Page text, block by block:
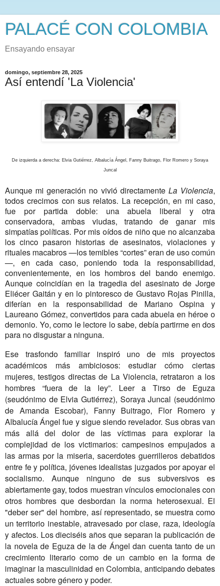
PALACÉ CON COLOMBIA
Ensayando ensayar
domingo, septiembre 28, 2025
Así entendí 'La Violencia'
De izquierda a derecha: Elvia Gutiérrez, Albalucía Ángel, Fanny Buitrago, Flor Romero y Soraya
Juncal
Aunque mi generación no vivió directamente La Violencia,
todos crecimos con sus relatos. La recepción, en mi caso,
fue por partida doble: una abuela liberal y otra
conservadora, ambas viudas, tratando de ganar mis
simpatías políticas. Por mis oídos de niño que no alcanzaba
los cinco pasaron historias de asesinatos, violaciones y
rituales macabros —los temibles “cortes” eran de uso común
—, en cada caso, poniendo toda la responsabilidad,
convenientemente, en los hombros del bando enemigo.
Aunque coincidían en la tragedia del asesinato de Jorge
Eliécer Gaitán y en lo pintoresco de Gustavo Rojas Pinilla,
diferían en la responsabilidad de Mariano Ospina y
Laureano Gómez, convertidos para cada abuela en héroe o
demonio. Yo, como le lectore lo sabe, debía partirme en dos
para no disgustar a ninguna.
Ese trasfondo familiar inspiró uno de mis proyectos
académicos más ambiciosos: estudiar cómo ciertas
mujeres, testigos directas de La Violencia, retrataron a los
hombres “fuera de la ley”. Leer a Tirso de Eguza
(seudónimo de Elvia Gutiérrez), Soraya Juncal (seudónimo
de Amanda Escobar), Fanny Buitrago, Flor Romero y
Albalucía Ángel fue y sigue siendo revelador. Sus obras van
más allá del dolor de las víctimas para explorar la
complejidad de los victimarios: campesinos empujados a
las armas por la miseria, sacerdotes guerrilleros debatidos
entre fe y política, jóvenes idealistas juzgados por apoyar el
socialismo. Aunque ninguno de sus subversivos es
abiertamente gay, todos muestran vínculos emocionales con
otros hombres que desbordan la norma heterosexual. El
"deber ser" del hombre, así representado, se muestra como
un territorio inestable, atravesado por clase, raza, ideología
y afectos. Los dieciséis años que separan la publicación de
la novela de Eguza de la de Ángel dan cuenta tanto de un
crecimiento literario como de un cambio en la forma de
imaginar la masculinidad en Colombia, anticipando debates
actuales sobre género y poder.